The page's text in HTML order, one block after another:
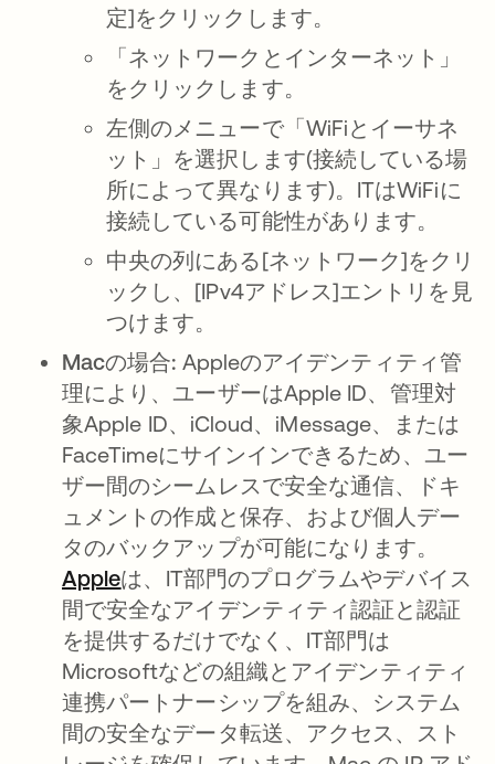
定]をクリックします。
「ネットワークとインターネット」
をクリックします。
左側のメニューで「WiFiとイーサネ
ット」を選択します(接続している場
所によって異なります)。ITはWiFiに
接続している可能性があります。
中央の列にある[ネットワーク]をクリ
ックし、[IPv4アドレス]エントリを見
つけます。
Macの場合: Appleのアイデンティティ管
理により、ユーザーはApple ID、管理対
象Apple ID、iCloud、iMessage、または
FaceTimeにサインインできるため、ユー
ザー間のシームレスで安全な通信、ドキ
ュメントの作成と保存、および個人デー
タのバックアップが可能になります。
Apple新しいタブで開く
は、IT部門のプログラムやデバイス
間で安全なアイデンティティ認証と認証
を提供するだけでなく、IT部門は
Microsoftなどの組織とアイデンティティ
連携パートナーシップを組み、システム
間の安全なデータ転送、アクセス、スト